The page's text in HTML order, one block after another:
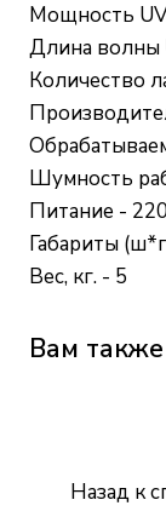
Мощность
Длина волны
Количество
Шумность
Питание -
Габариты
Вес, кг. - 5
Вам
Назад к